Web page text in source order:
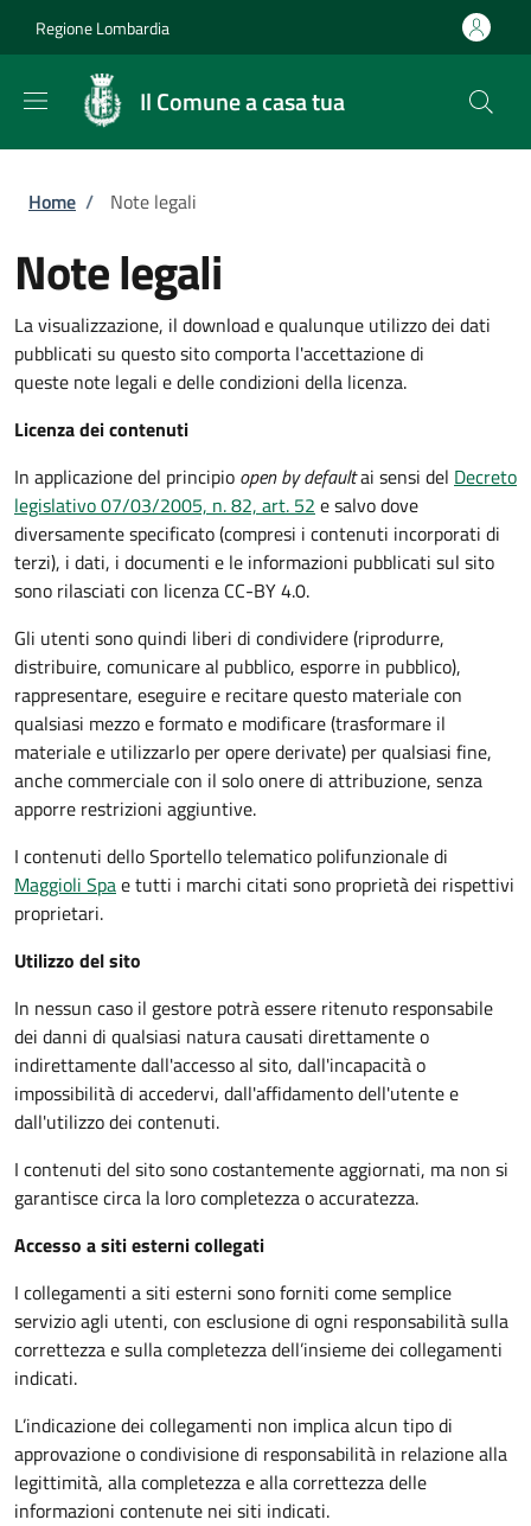
Regione Lombardia
Il Comune a casa tua
Briciole di pane
Home / Note legali
Note legali
La visualizzazione, il download e qualunque utilizzo dei dati
pubblicati su questo sito comporta l'accettazione di
queste note legali e delle condizioni della licenza.
Licenza dei contenuti
In applicazione del principio open by defaultai sensi del Decreto
legislativo 07/03/2005, n. 82, art. 52 e salvo dove
diversamente specificato (compresi i contenuti incorporati di
terzi), i dati, i documenti e le informazioni pubblicati sul sito
sono rilasciati con licenza CC-BY 4.0.
Gli utenti sono quindi liberi di condividere (riprodurre,
distribuire, comunicare al pubblico, esporre in pubblico),
rappresentare, eseguire e recitare questo materiale con
qualsiasi mezzo e formato e modificare (trasformare il
materiale e utilizzarlo per opere derivate) per qualsiasi fine,
anche commerciale con il solo onere di attribuzione, senza
apporre restrizioni aggiuntive.
I contenuti dello Sportello telematico polifunzionaledi
Maggioli Spae tutti i marchi citati sono proprietà dei rispettivi
proprietari.
Utilizzo del sito
In nessun caso il gestore potrà essere ritenuto responsabile
dei danni di qualsiasi natura causati direttamente o
indirettamente dall'accesso al sito, dall'incapacità o
impossibilità di accedervi, dall'affidamento dell'utente e
dall'utilizzo dei contenuti.
I contenuti del sito sono costantemente aggiornati, ma non si
garantisce circa la loro completezza o accuratezza.
Accesso a siti esterni collegati
I collegamenti a siti esterni sono forniti come semplice
servizio agli utenti, con esclusione di ogni responsabilità sulla
correttezza e sulla completezza dell’insieme dei collegamenti
indicati.
L’indicazione dei collegamenti non implica alcun tipo di
approvazione o condivisione di responsabilità in relazione alla
legittimità, alla completezza e alla correttezza delle
informazioni contenute nei siti indicati.